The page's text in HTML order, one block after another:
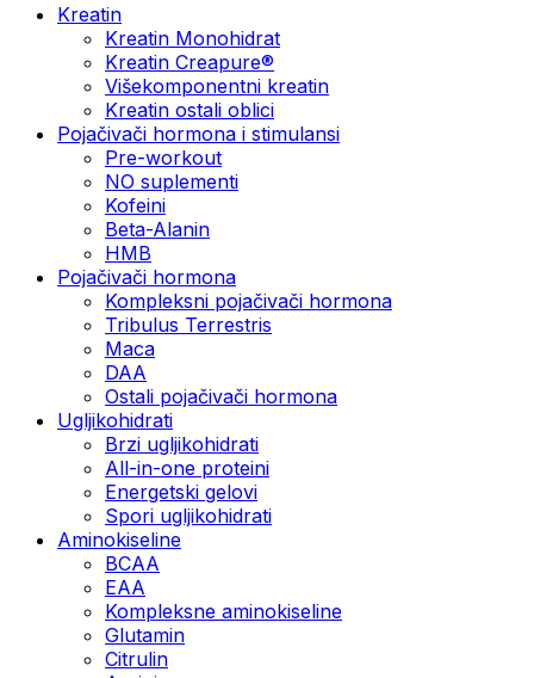
Kreatin
Kreatin Monohidrat
Kreatin Creapure®
Višekomponentni kreatin
Kreatin ostali oblici
Pojačivači hormona i stimulansi
Pre-workout
NO suplementi
Kofeini
Beta-Alanin
HMB
Pojačivači hormona
Kompleksni pojačivači hormona
Tribulus Terrestris
Maca
DAA
Ostali pojačivači hormona
Ugljikohidrati
Brzi ugljikohidrati
All-in-one proteini
Energetski gelovi
Spori ugljikohidrati
Aminokiseline
BCAA
EAA
Kompleksne aminokiseline
Glutamin
Citrulin